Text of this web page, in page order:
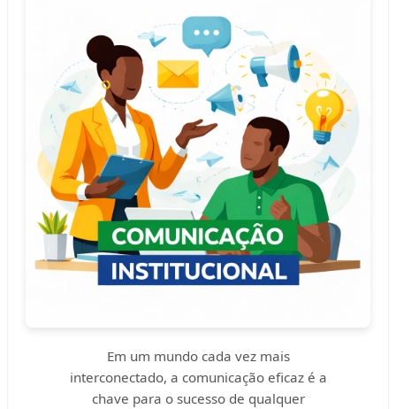
Em um mundo cada vez mais
interconectado, a comunicação eficaz é a
chave para o sucesso de qualquer